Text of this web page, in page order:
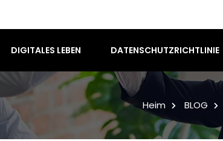
DIGITALES LEBEN DATENSCHUTZRICHTLINIE
Heim BLOG